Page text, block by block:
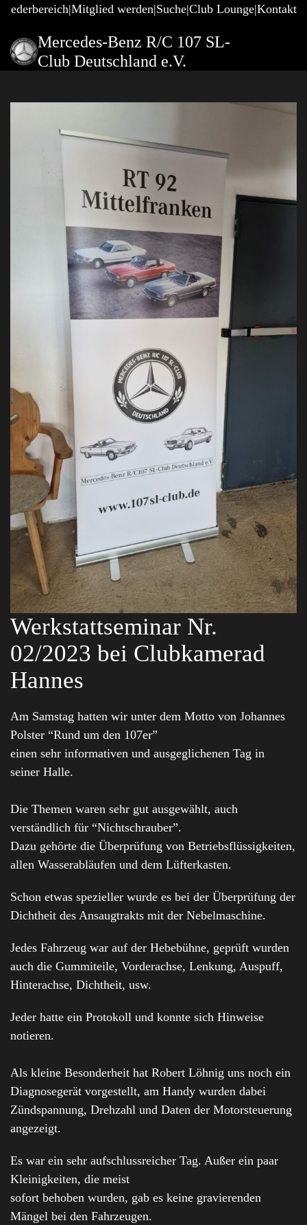
Mitglied werden Suche Club Lounge Kontakt
Mercedes-Benz R/C 107 SL-
Club Deutschland e.V.
Werkstattseminar Nr.
02/2023 bei Clubkamerad
Hannes
Am Samstag hatten wir unter dem Motto von Johannes
Polster “Rund um den 107er”
einen sehr informativen und ausgeglichenen Tag in
seiner Halle.
Die Themen waren sehr gut ausgewählt, auch
verständlich für “Nichtschrauber”.
Dazu gehörte die Überprüfung von Betriebsflüssigkeiten,
allen Wasserabläufen und dem Lüfterkasten.
Schon etwas spezieller wurde es bei der Überprüfung der
Dichtheit des Ansaugtrakts mit der Nebelmaschine.
Jedes Fahrzeug war auf der Hebebühne, geprüft wurden
auch die Gummiteile, Vorderachse, Lenkung, Auspuff,
Hinterachse, Dichtheit, usw.
Jeder hatte ein Protokoll und konnte sich Hinweise
notieren.
Als kleine Besonderheit hat Robert Löhnig uns noch ein
Diagnosegerät vorgestellt, am Handy wurden dabei
Zündspannung, Drehzahl und Daten der Motorsteuerung
angezeigt.
Es war ein sehr aufschlussreicher Tag. Außer ein paar
Kleinigkeiten, die meist
sofort behoben wurden, gab es keine gravierenden
Mängel bei den Fahrzeugen.